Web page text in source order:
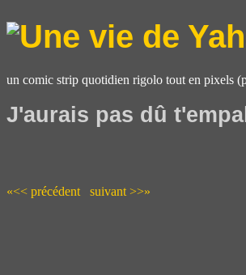
un comic strip quotidien rigolo tout en pixels
J'aurais pas dû
«<< précédent suivant >>»